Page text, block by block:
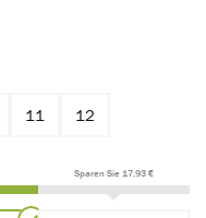
11 12
Sparen Sie 17,93 €